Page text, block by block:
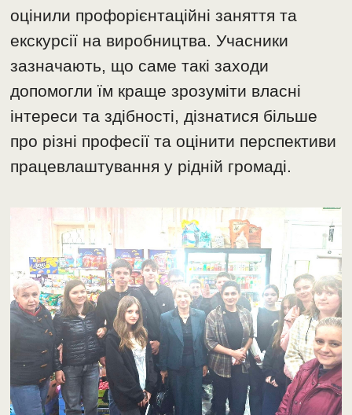
оцінили профорієнтаційні заняття та
екскурсії на виробництва. Учасники
зазначають, що саме такі заходи
допомогли їм краще зрозуміти власні
інтереси та здібності, дізнатися більше
про різні професії та оцінити перспективи
працевлаштування у рідній громаді.